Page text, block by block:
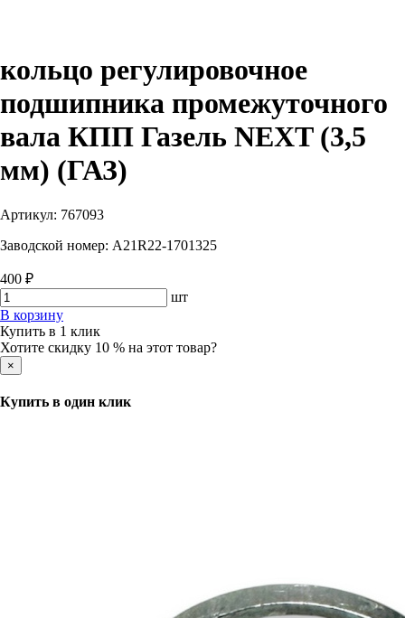
кольцо регулировочное
подшипника промежуточного
вала КПП Газель NEXT (3,5
мм) (ГАЗ)
Артикул: 767093
Заводской номер: A21R22-1701325
400 ₽
шт
В корзину
Купить в 1 клик
Хотите скидку 10 % на этот товар?
×
Купить в один клик